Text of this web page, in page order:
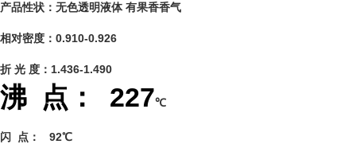
产品性状：无色透明液体 有果香香气
相对密度：0.910-0.926
折 光 度：1.436-1.490
沸 点： 227℃
闪 点： 92℃